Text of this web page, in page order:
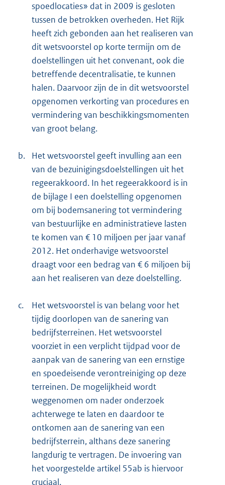
spoedlocaties» dat in 2009 is gesloten
tussen de betrokken overheden. Het Rijk
heeft zich gebonden aan het realiseren van
dit wetsvoorstel op korte termijn om de
doelstellingen uit het convenant, ook die
betreffende decentralisatie, te kunnen
halen. Daarvoor zijn de in dit wetsvoorstel
opgenomen verkorting van procedures en
vermindering van beschikkingsmomenten
van groot belang.
b.
Het wetsvoorstel geeft invulling aan een
van de bezuinigingsdoelstellingen uit het
regeerakkoord. In het regeerakkoord is in
de bijlage I een doelstelling opgenomen
om bij bodemsanering tot vermindering
van bestuurlijke en administratieve lasten
te komen van € 10 miljoen per jaar vanaf
2012. Het onderhavige wetsvoorstel
draagt voor een bedrag van € 6 miljoen bij
aan het realiseren van deze doelstelling.
c.
Het wetsvoorstel is van belang voor het
tijdig doorlopen van de sanering van
bedrijfsterreinen. Het wetsvoorstel
voorziet in een verplicht tijdpad voor de
aanpak van de sanering van een ernstige
en spoedeisende verontreiniging op deze
terreinen. De mogelijkheid wordt
weggenomen om nader onderzoek
achterwege te laten en daardoor te
ontkomen aan de sanering van een
bedrijfsterrein, althans deze sanering
langdurig te vertragen. De invoering van
het voorgestelde artikel 55ab is hiervoor
cruciaal.